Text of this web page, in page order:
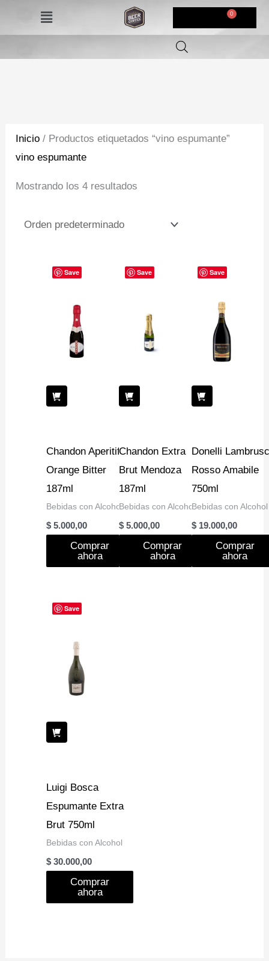
Menú
Inicio / Productos etiquetados “vino espumante”
vino espumante
Mostrando los 4 resultados
Save
Chandon Aperitif
Orange Bitter
187ml
Bebidas con Alcohol
$ 5.000,00
Comprar
ahora
Save
Chandon Extra
Brut Mendoza
187ml
Bebidas con Alcohol
$ 5.000,00
Comprar
ahora
Save
Donelli
Rosso Amabile
750ml
Bebidas con Alcohol
$19.000,00
Comprar
ahora
Save
Luigi Bosca
Espumante Extra
Brut 750ml
Bebidas con Alcohol
$ 30.000,00
Comprar
ahora